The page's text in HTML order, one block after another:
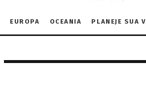
EUROPA OCEANIA PLANEJE SUA